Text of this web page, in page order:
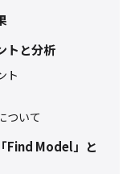
トと分析
ト
ついて
Find Model」と